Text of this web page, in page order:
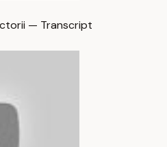
— Transcript